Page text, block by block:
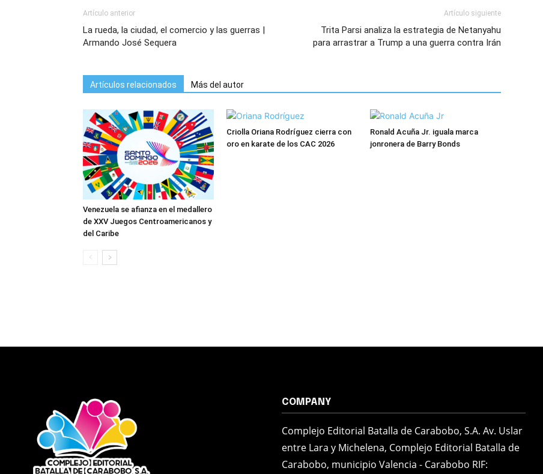
Artículo anterior
La rueda, la ciudad, el comercio y las guerras |
Armando José Sequera
Artículo siguiente
Trita Parsi analiza la estrategia de Netanyahu
para arrastrar a Trump a una guerra contra Irán
Artículos relacionados Más del autor
Venezuela se afianza en el medallero
de XXV Juegos Centroamericanos y
del Caribe
Criolla Oriana Rodríguez cierra con
oro en karate de los CAC 2026
Ronald Acuña Jr. iguala marca
jonronera de Barry Bonds
COMPANY
Complejo Editorial Batalla de Carabobo, S.A. Av. Uslar
entre Lara y Michelena, Complejo Editorial Batalla de
Carabobo, municipio Valencia - Carabobo RIF: